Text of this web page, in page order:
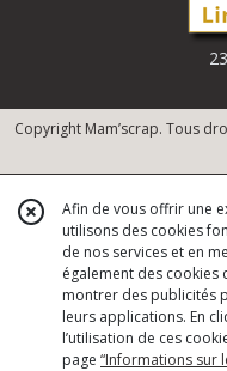
Copyright Mam’scrap. Tous
Afin de vous offrir une
utilisons des cookies
de nos services et en
également des cookies
montrer des publicités
leurs applications. En
l’utilisation de ces
page “Informations sur